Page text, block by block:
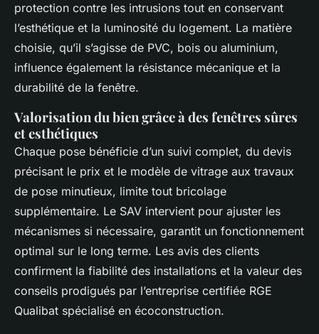
protection contre les intrusions tout en conservant
l’esthétique et la luminosité du logement. La matière
choisie, qu’il s’agisse de PVC, bois ou aluminium,
influence également la résistance mécanique et la
durabilité de la fenêtre.
Valorisation du bien grâce à des fenêtres sûres
et esthétiques
Chaque pose bénéficie d’un suivi complet, du devis
précisant le prix et le modèle de vitrage aux travaux
de pose minutieux, limite tout bricolage
supplémentaire. Le SAV intervient pour ajuster les
mécanismes si nécessaire, garantit un fonctionnement
optimal sur le long terme. Les avis des clients
confirment la fiabilité des installations et la valeur des
conseils prodigués par l’entreprise certifiée RGE
Qualibat spécialisé en écoconstruction.